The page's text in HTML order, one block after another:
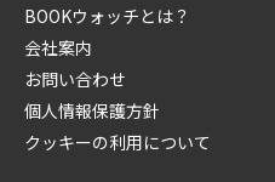
BOOKウォッチとは？
会社案内
お問い合わせ
個人情報保護方針
クッキーの利用について